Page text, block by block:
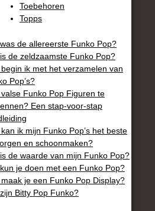
Toebehoren
Topps
de allereerste Funko Pop?
de zeldzaamste Funko Pop?
ik met het verzamelen van
Pop’s?
valse Funko Pop Figuren te
Een stap-voor-stap
ik mijn Funko Pop’s het beste
en schoonmaken?
de waarde van mijn Funko Pop?
je doen met een Funko Pop?
je een Funko Pop Display?
Bitty Pop Funko?